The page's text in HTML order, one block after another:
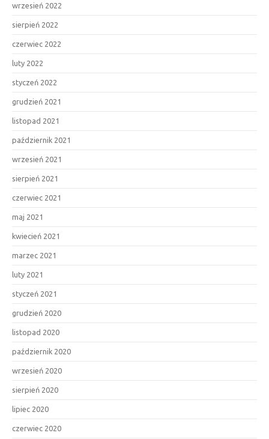
wrzesień 2022
sierpień 2022
czerwiec 2022
luty 2022
styczeń 2022
grudzień 2021
listopad 2021
październik 2021
wrzesień 2021
sierpień 2021
czerwiec 2021
maj 2021
kwiecień 2021
marzec 2021
luty 2021
styczeń 2021
grudzień 2020
listopad 2020
październik 2020
wrzesień 2020
sierpień 2020
lipiec 2020
czerwiec 2020